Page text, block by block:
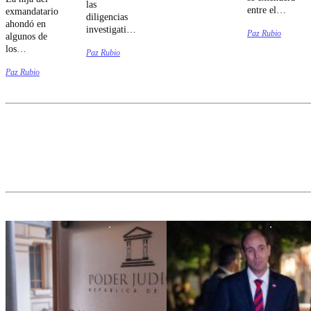
exmandatario
ahondó en
algunos de
los
del
Paz Rubio
las
diligencias
investigativas
siniestro vial,
apercibido.
Paz Rubio
entre el
el jueves 13
Paz Rubio